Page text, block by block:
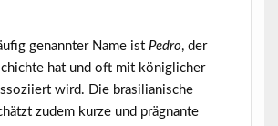
genannter Name ist Pedro, der
hat und oft mit königlicher
wird. Die brasilianische
zudem kurze und prägnante